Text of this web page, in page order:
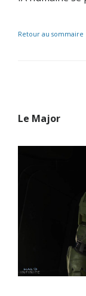
Retour au sommaire
Le Major